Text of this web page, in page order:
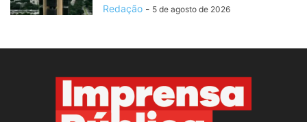
Redação - 5 de agosto de 2026